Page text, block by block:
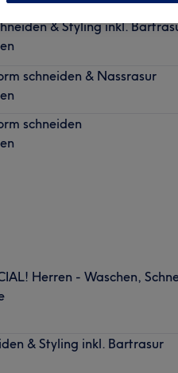
& Styling inkl.
schneiden & Nassrasur
schneiden
Herren - Waschen,
& Styling inkl. Bartrasur